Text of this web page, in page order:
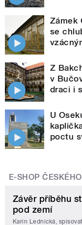
Zámek
se
Z
v
draci i
U
poctu
E-SHOP
Závěr příběhu
pod zemí
Karin Lednická,